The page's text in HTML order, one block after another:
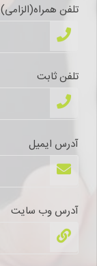
تلفن همراه(الزامی)
تلفن ثابت
آدرس ایمیل
آدرس وب سایت